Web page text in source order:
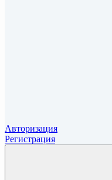
Авторизация
Регистрация